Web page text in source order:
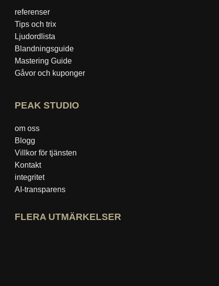
referenser
Tips och trix
Ljudordlista
Blandningsguide
Mastering Guide
Gåvor och kuponger
PEAK STUDIO
om oss
Blogg
Villkor för tjänsten
Kontakt
integritet
AI-transparens
FLERA UTMÄRKELSER